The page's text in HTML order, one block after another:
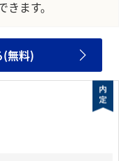
ます。
(無料)